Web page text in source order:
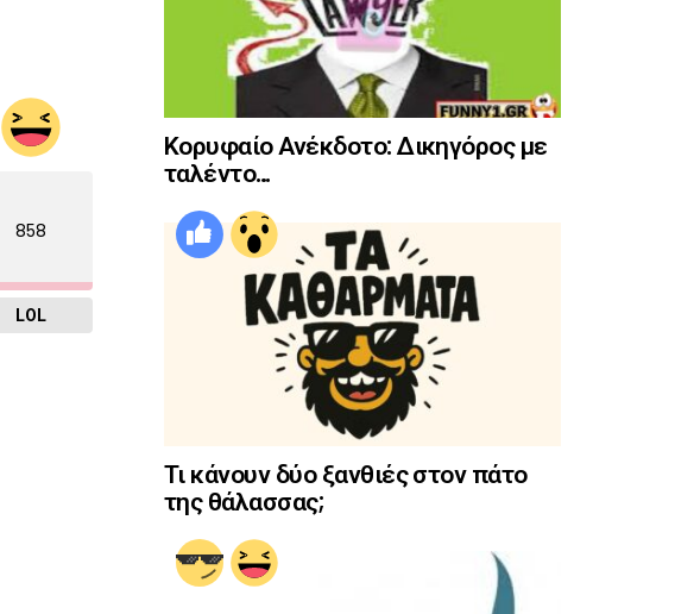
858
LOL
Κορυφαίο Ανέκδοτο: Δικηγόρος με
ταλέντο…
Τι κάνουν δύο ξανθιές στον πάτο
της θάλασσας;